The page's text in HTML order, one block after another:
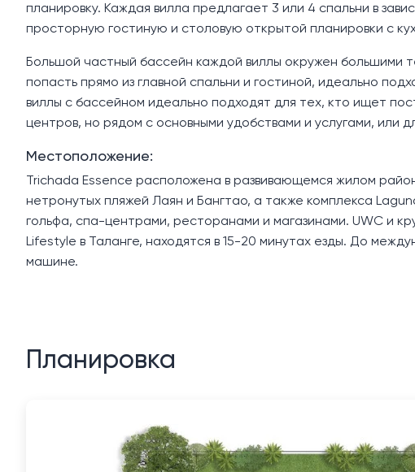
планировку. Каждая вилла предлагает 3 или 4 спальни в
просторную гостиную и столовую открытой планировки с
Большой частный бассейн каждой виллы окружен
попасть прямо из главной спальни и гостиной, идеально
виллы с бассейном идеально подходят для тех, кто ищет
центров, но рядом с основными удобствами и услугами, или
Местоположение:
Trichada Essence расположена в развивающемся жилом
нетронутых пляжей Лаян и Бангтао, а также комплекса
гольфа, спа-центрами, ресторанами и магазинами. UWC и
Lifestyle в Таланге, находятся в 15-20 минутах езды. До
машине.
Планировка